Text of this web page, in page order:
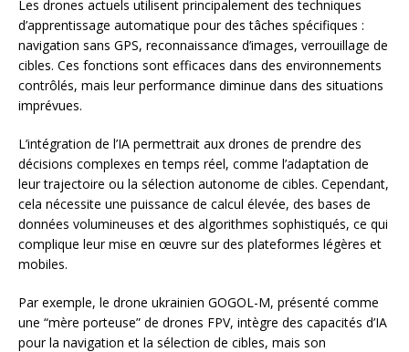
Les drones actuels utilisent principalement des techniques
d’apprentissage automatique pour des tâches spécifiques :
navigation sans GPS, reconnaissance d’images, verrouillage de
cibles. Ces fonctions sont efficaces dans des environnements
contrôlés, mais leur performance diminue dans des situations
imprévues.
L’intégration de l’IA permettrait aux drones de prendre des
décisions complexes en temps réel, comme l’adaptation de
leur trajectoire ou la sélection autonome de cibles. Cependant,
cela nécessite une puissance de calcul élevée, des bases de
données volumineuses et des algorithmes sophistiqués, ce qui
complique leur mise en œuvre sur des plateformes légères et
mobiles.
Par exemple, le drone ukrainien GOGOL-M, présenté comme
une “mère porteuse” de drones FPV, intègre des capacités d’IA
pour la navigation et la sélection de cibles, mais son